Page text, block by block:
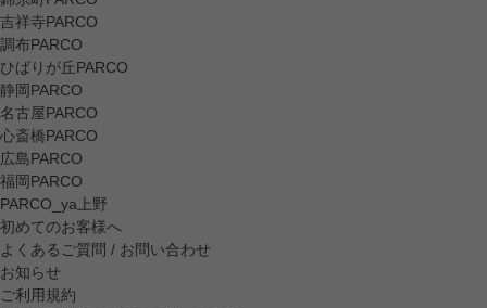
吉祥寺PARCO
調布PARCO
ひばりが丘PARCO
静岡PARCO
名古屋PARCO
心斎橋PARCO
広島PARCO
福岡PARCO
PARCO_ya上野
初めてのお客様へ
よくあるご質問 / お問い合わせ
お知らせ
ご利用規約